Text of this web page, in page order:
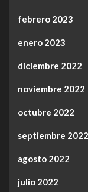
febrero 2023
enero 2023
diciembre 2022
noviembre 2022
octubre 2022
septiembre 2022
agosto 2022
julio 2022